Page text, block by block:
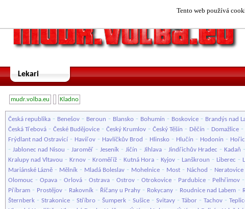
Tento web používá
Lekari
mudr.volba.eu Kladno
Česká republika - Benešov - Beroun - Blansko - Bohumín - Boskovice - Brandýs nad
Česká Třebová - České Budějovice - Český Krumlov - Český Těšín - Děčín - Domažlice -
Frýdlant nad Ostravicí - Havířov - Havlíčkův Brod - Hlinsko - Hlučín - Hodonín -
- Jablonec nad Nisou - Jaroměř - Jeseník - Jičín - Jihlava - Jindřichův Hradec - Kadaň -
Kralupy nad Vltavou - Krnov - Kroměříž - Kutná Hora - Kyjov - Lanškroun - Liberec -
Mariánské Lázně - Mělník - Mladá Boleslav - Mohelnice - Most - Náchod - Neratovice
Olomouc - Opava - Orlová - Ostrava - Ostrov - Otrokovice - Pardubice - Pelhřimov -
Příbram - Prostějov - Rakovník - Říčany u Prahy - Rokycany - Roudnice nad Labem -
Šternberk - Strakonice - Stříbro - Šumperk - Sušice - Svitavy - Tábor - Tachov -